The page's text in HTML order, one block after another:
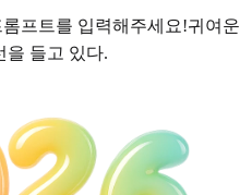
프트를 입력해주세요!귀여운
을 들고 있다.